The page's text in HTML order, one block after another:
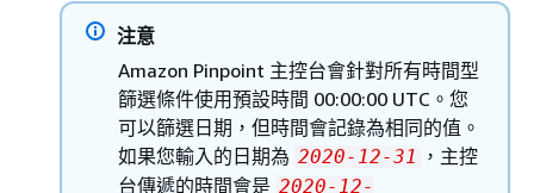
注意
Amazon Pinpoint 主控台會針對所有時間型
篩選條件使用預設時間 00:00:00 UTC。您
可以篩選日期，但時間會記錄為相同的值。
如果您輸入的日期為 2020-12-31 ，主控
台傳遞的時間會是 2020-12-